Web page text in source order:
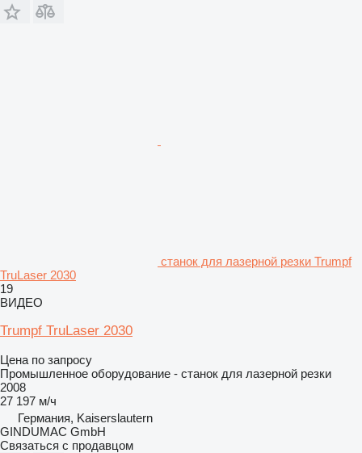
станок для лазерной резки Trumpf
TruLaser 2030
19
ВИДЕО
Trumpf TruLaser 2030
Цена по запросу
Промышленное оборудование - станок для лазерной резки
2008
27 197 м/ч
Германия, Kaiserslautern
GINDUMAC GmbH
Связаться с продавцом